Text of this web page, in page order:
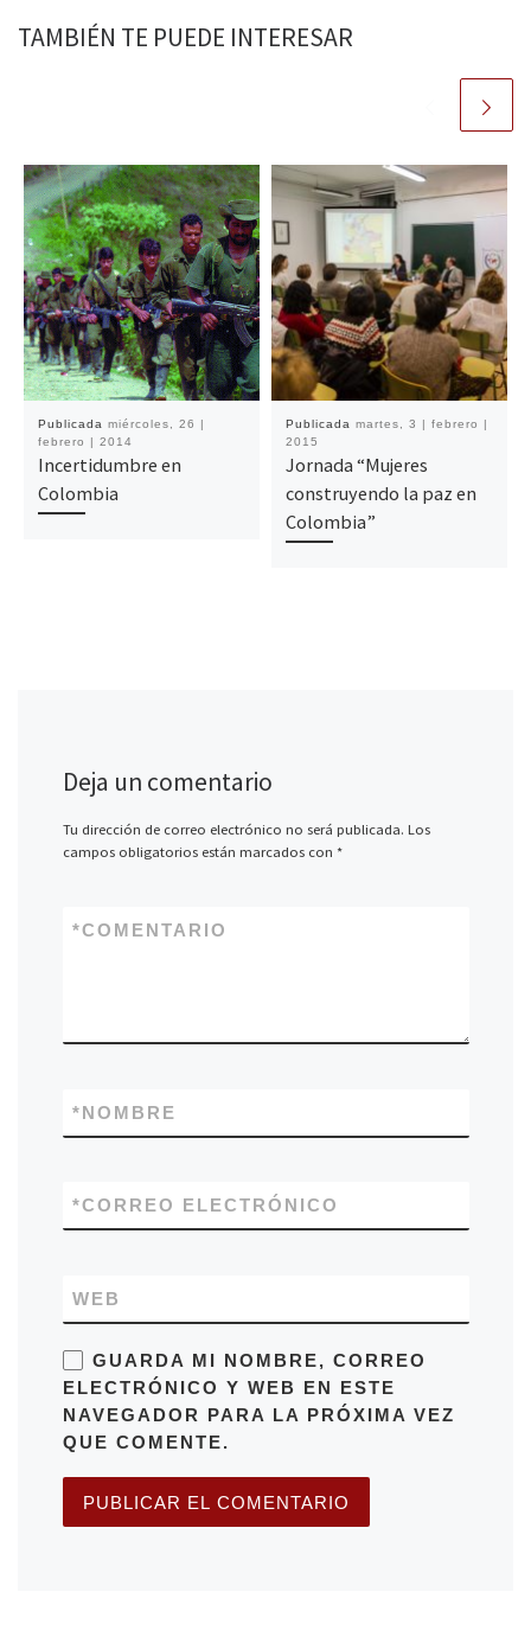
TAMBIÉN TE PUEDE INTERESAR
Publicada miércoles, 26 |
febrero | 2014
Incertidumbre en
Colombia
Publicada martes, 3 | febrero |
2015
Jornada “Mujeres
construyendo la paz en
Colombia”
Deja un comentario
Tu dirección de correo electrónico no será publicada. Los
campos obligatorios están marcados con *
COMENTARIO
*
NOMBRE
*
CORREO ELECTRÓNICO
*
WEB
GUARDA MI NOMBRE, CORREO
ELECTRÓNICO Y WEB EN ESTE
NAVEGADOR PARA LA PRÓXIMA VEZ
QUE COMENTE.